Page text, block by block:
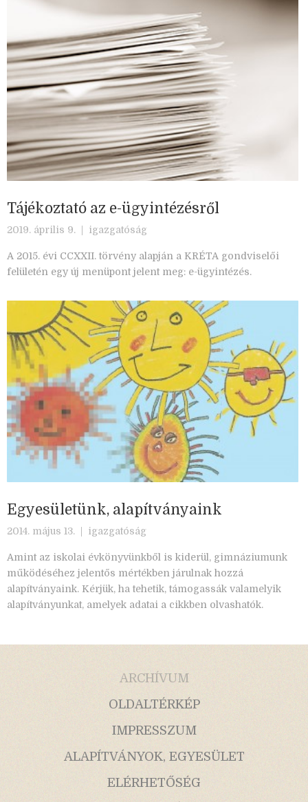
Tájékoztató az e-ügyintézésről
2019. április 9. | igazgatóság
A 2015. évi CCXXII. törvény alapján a KRÉTA gondviselői
felületén egy új menüpont jelent meg: e-ügyintézés.
Egyesületünk, alapítványaink
2014. május 13. | igazgatóság
Amint az iskolai évkönyvünkből is kiderül, gimnáziumunk
működéséhez jelentős mértékben járulnak hozzá
alapítványaink. Kérjük, ha tehetik, támogassák valamelyik
alapítványunkat, amelyek adatai a cikkben olvashatók.
ARCHÍVUM
OLDALTÉRKÉP
IMPRESSZUM
ALAPÍTVÁNYOK, EGYESÜLET
ELÉRHETŐSÉG